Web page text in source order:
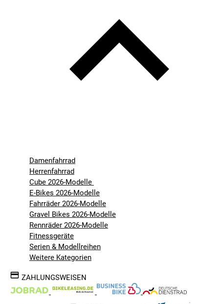
Damenfahrrad
Herrenfahrrad
Cube 2026-Modelle
E-Bikes 2026-Modelle
Fahrräder 2026-Modelle
Gravel Bikes 2026-Modelle
Rennräder 2026-Modelle
Fitnessgeräte
Serien & Modellreihen
Weitere Kategorien
ZAHLUNGSWEISEN